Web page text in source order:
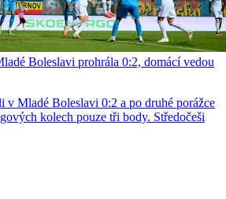
Boleslavi prohrála 0:2, domácí vedou
v Mladé Boleslavi 0:2 a po druhé porážce
kolech pouze tři body. Středočeši